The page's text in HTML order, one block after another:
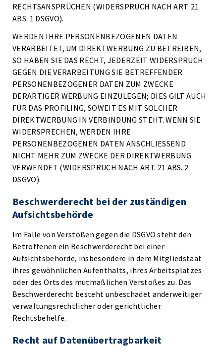
RECHTSANSPRÜCHEN (WIDERSPRUCH NACH ART. 21
ABS. 1 DSGVO).
WERDEN IHRE PERSONENBEZOGENEN DATEN
VERARBEITET, UM DIREKTWERBUNG ZU BETREIBEN,
SO HABEN SIE DAS RECHT, JEDERZEIT WIDERSPRUCH
GEGEN DIE VERARBEITUNG SIE BETREFFENDER
PERSONENBEZOGENER DATEN ZUM ZWECKE
DERARTIGER WERBUNG EINZULEGEN; DIES GILT AUCH
FÜR DAS PROFILING, SOWEIT ES MIT SOLCHER
DIREKTWERBUNG IN VERBINDUNG STEHT. WENN SIE
WIDERSPRECHEN, WERDEN IHRE
PERSONENBEZOGENEN DATEN ANSCHLIESSEND
NICHT MEHR ZUM ZWECKE DER DIREKTWERBUNG
VERWENDET (WIDERSPRUCH NACH ART. 21 ABS. 2
DSGVO).
Beschwerde­recht bei der zuständigen
Aufsichts­behörde
Im Falle von Verstößen gegen die DSGVO steht den
Betroffenen ein Beschwerderecht bei einer
Aufsichtsbehörde, insbesondere in dem Mitgliedstaat
ihres gewöhnlichen Aufenthalts, ihres Arbeitsplatzes
oder des Orts des mutmaßlichen Verstoßes zu. Das
Beschwerderecht besteht unbeschadet anderweitiger
verwaltungsrechtlicher oder gerichtlicher
Rechtsbehelfe.
Recht auf Daten­übertrag­barkeit